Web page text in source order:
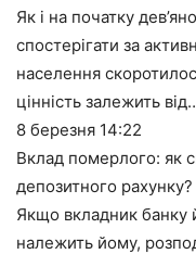
Як і на початку
спостерігати за
населення
цінність залежить
8 березня 14:22
Вклад померлого: як
депозитного рахунку?
Якщо вкладник банку
належить йому,